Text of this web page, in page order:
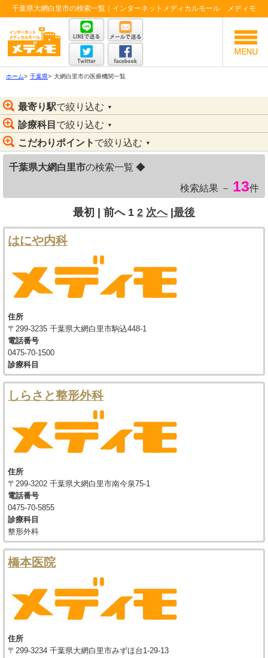
千葉県大網白里市の検索一覧｜インターネットメディカルモール メディモ
ホーム> 千葉県> 大網白里市の医療機関一覧
最寄り駅で絞り込む ▼
診療科目 で絞り込む ▼
こだわりポイント で絞り込む ▼
千葉県大網白里市の検索一覧 ◆
検索結果 － 13件
最初 | 前へ 1 2 次へ|最後
はにや内科
住所
〒299-3235 千葉県大網白里市駒込448-1
電話番号
0475-70-1500
診療科目
しらさと整形外科
住所
〒299-3202 千葉県大網白里市南今泉75-1
電話番号
0475-70-5855
診療科目
整形外科
橋本医院
住所
〒299-3234 千葉県大網白里市みずほ台1-29-13